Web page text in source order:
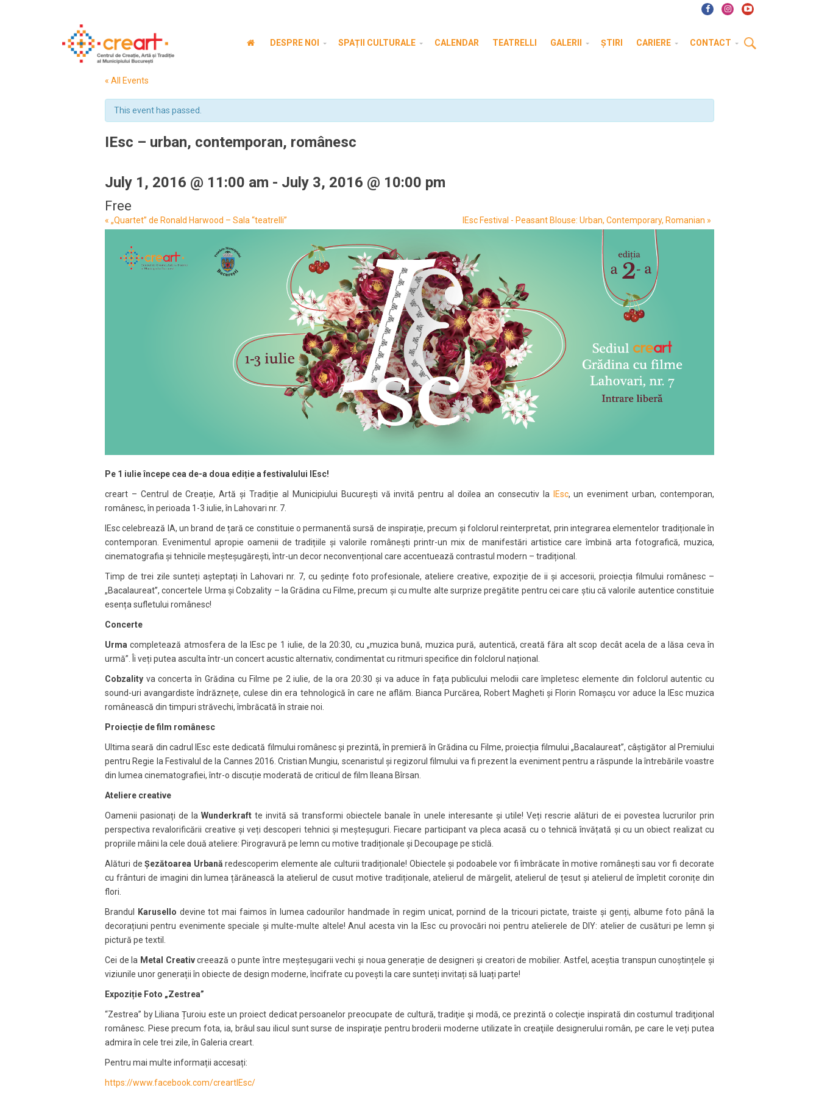
DESPRE NOI SPAȚII CULTURALE CALENDAR TEATRELLI GALERII ȘTIRI CARIERE CONTACT
« All Events
This event has passed.
IEsc – urban, contemporan, românesc
July 1, 2016 @ 11:00 am - July 3, 2016 @ 10:00 pm
Free
Event
« „Quartet” de Ronald Harwood – Sala “teatrelli” IEsc Festival - Peasant Blouse: Urban, Contemporary, Romanian »
Pe 1 iulie începe cea de-a doua ediție a festivalului IEsc!
creart – Centrul de Creație, Artă și Tradiție al Municipiului București vă invită pentru al doilea an consecutiv la IEsc, un eveniment urban, contemporan,
românesc, în perioada 1-3 iulie, în Lahovari nr. 7.
IEsc celebrează IA, un brand de țară ce constituie o permanentă sursă de inspirație, precum și folclorul reinterpretat, prin integrarea elementelor tradiționale în
contemporan. Evenimentul apropie oamenii de tradițiile și valorile românești printr-un mix de manifestări artistice care îmbină arta fotografică, muzica,
cinematografia și tehnicile meșteșugărești, într-un decor neconvențional care accentuează contrastul modern – tradițional.
Timp de trei zile sunteți așteptați în Lahovari nr. 7, cu ședințe foto profesionale, ateliere creative, expoziție de ii și accesorii, proiecția filmului românesc –
„Bacalaureat”, concertele Urma și Cobzality – la Grădina cu Filme, precum și cu multe alte surprize pregătite pentru cei care știu că valorile autentice constituie
esența sufletului românesc!
Concerte
Urma completează atmosfera de la IEsc pe 1 iulie, de la 20:30, cu „muzica bună, muzica pură, autentică, creată făra alt scop decât acela de a lăsa ceva în
urmă”. Îi veți putea asculta într-un concert acustic alternativ, condimentat cu ritmuri specifice din folclorul național.
Cobzality va concerta în Grădina cu Filme pe 2 iulie, de la ora 20:30 și va aduce în fața publicului melodii care împletesc elemente din folclorul autentic cu
sound-uri avangardiste îndrăznețe, culese din era tehnologică în care ne aflăm. Bianca Purcărea, Robert Magheti și Florin Romașcu vor aduce la IEsc muzica
românească din timpuri străvechi, îmbrăcată în straie noi.
Proiecție de film românesc
Ultima seară din cadrul IEsc este dedicată filmului românesc și prezintă, în premieră în Grădina cu Filme, proiecția filmului „Bacalaureat”, câștigător al Premiului
pentru Regie la Festivalul de la Cannes 2016. Cristian Mungiu, scenaristul și regizorul filmului va fi prezent la eveniment pentru a răspunde la întrebările voastre
din lumea cinematografiei, într-o discuție moderată de criticul de film Ileana Bîrsan.
Ateliere creative
Oamenii pasionați de laWunderkraft te invită să transformi obiectele banale în unele interesante și utile! Veți rescrie alături de ei povestea lucrurilor prin
perspectiva revalorificării creative și veți descoperi tehnici și meșteșuguri. Fiecare participant va pleca acasă cu o tehnică învățată și cu un obiect realizat cu
propriile mâini la cele două ateliere: Pirogravură pe lemn cu motive tradiționale și Decoupage pe sticlă.
Alături deȘezătoarea Urbană redescoperim elemente ale culturii tradiționale! Obiectele și podoabele vor fi îmbrăcate în motive românești sau vor fi decorate
cu frânturi de imagini din lumea țărănească la atelierul de cusut motive tradiționale, atelierul de mărgelit, atelierul de țesut și atelierul de împletit coronițe din
flori.
Brandul Karusello devine tot mai faimos în lumea cadourilor handmade în regim unicat, pornind de la tricouri pictate, traiste și genți, albume foto până la
decorațiuni pentru evenimente speciale și multe-multe altele! Anul acesta vin la IEsc cu provocări noi pentru atelierele de DIY: atelier de cusături pe lemn și
pictură pe textil.
Cei de la Metal Creativcreează o punte între meșteșugarii vechi și noua generație de designeri și creatori de mobilier. Astfel, aceștia transpun cunoștințele și
viziunile unor generații în obiecte de design moderne, încifrate cu povești la care sunteți invitați să luați parte!
Expoziție Foto „Zestrea”
“Zestrea” by Liliana Țuroiu este un proiect dedicat persoanelor preocupate de cultură, tradiţie şi modă, ce prezintă o colecţie inspirată din costumul tradiţional
românesc. Piese precum fota, ia, brâul sau ilicul sunt surse de inspiraţie pentru broderii moderne utilizate în creaţiile designerului român, pe care le veți putea
admira în cele trei zile, în Galeria creart.
Pentru mai multe informații accesați:
https://www.facebook.com/creartIEsc/